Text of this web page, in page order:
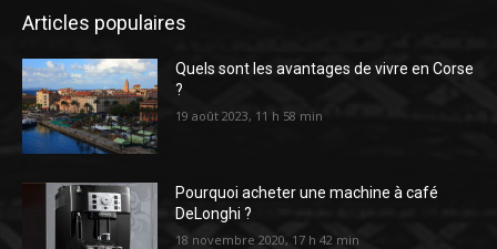
Articles populaires
Quels sont les avantages de vivre en Corse
?
19 août 2023, 11 h 58 min
Pourquoi acheter une machine à café
DeLonghi ?
18 novembre 2020, 17 h 42 min